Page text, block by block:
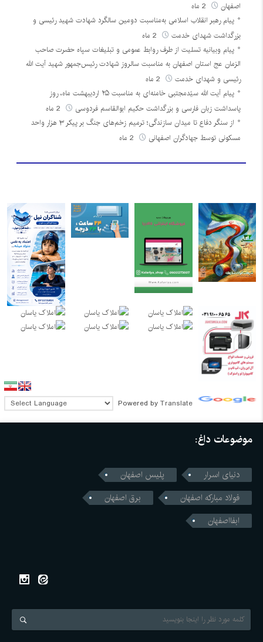
اصفهان
پیام رهبر انقلاب اسلامی به‌مناسبت دومین سالگرد شهادت شهید رئیسی و
بزرگداشت شهدای خدمت
پیام وبیانیه تسلیت از طرف روابط عمومی و تبلیغات سپاه حضرت صاحب
الزمان عج استان اصفهان به مناسبت سالروز شهادت رئیس‌جمهور شهید آیت الله
رئیسی و شهدای خدمت
پیام آیت الله سیّدمجتبی خامنه‌ای به مناسبت ۲۵ اردیبهشت ماه، روز
پاسداشت زبان فارسی و بزرگداشت حکیم ابوالقاسم فردوسی
از سنگر دفاع تا میدان سازندگی؛ ترمیم زخم‌های جنگ بر پیکر ۳ هزار واحد
مسکونی توسط جهادگران اصفهانی
Powered by Translate
موضوعات داغ:
دنیای اسرار
پلیس اصفهان
فولاد مبارکه اصفهان
برق اصفهان
ابفااصفهان